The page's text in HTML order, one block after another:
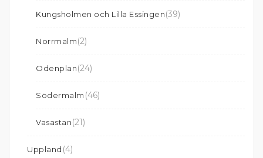
Kungsholmen och Lilla Essingen(39)
Norrmalm(2)
Odenplan(24)
Södermalm (46)
Vasastan(21)
Uppland (4)